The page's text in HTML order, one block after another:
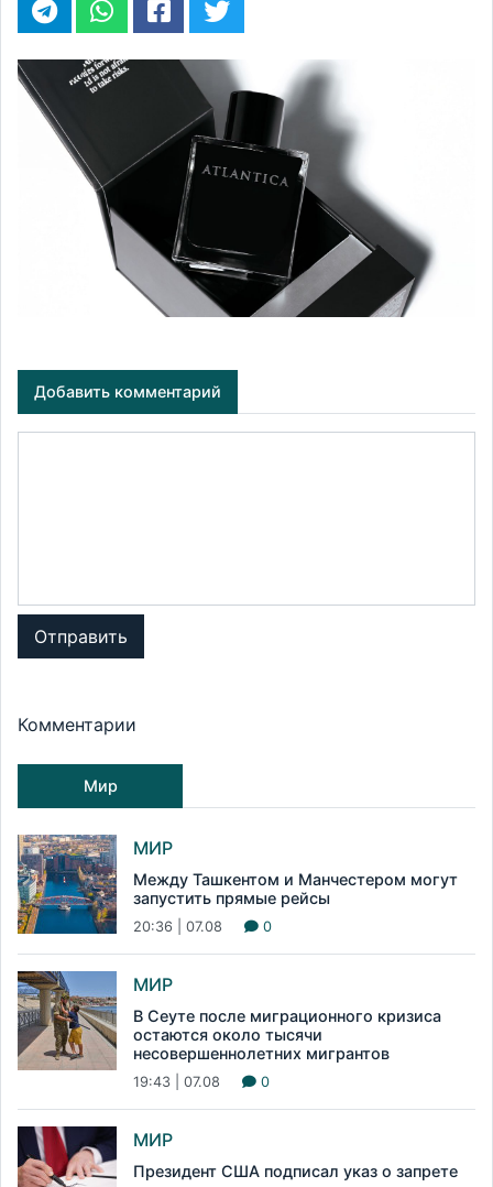
Добавить комментарий
Отправить
Комментарии
Мир
МИР
Между Ташкентом и Манчестером могут
запустить прямые рейсы
20:36 | 07.08 0
МИР
В Сеуте после миграционного кризиса
остаются около тысячи
несовершеннолетних мигрантов
19:43 | 07.08 0
МИР
Президент США подписал указ о запрете